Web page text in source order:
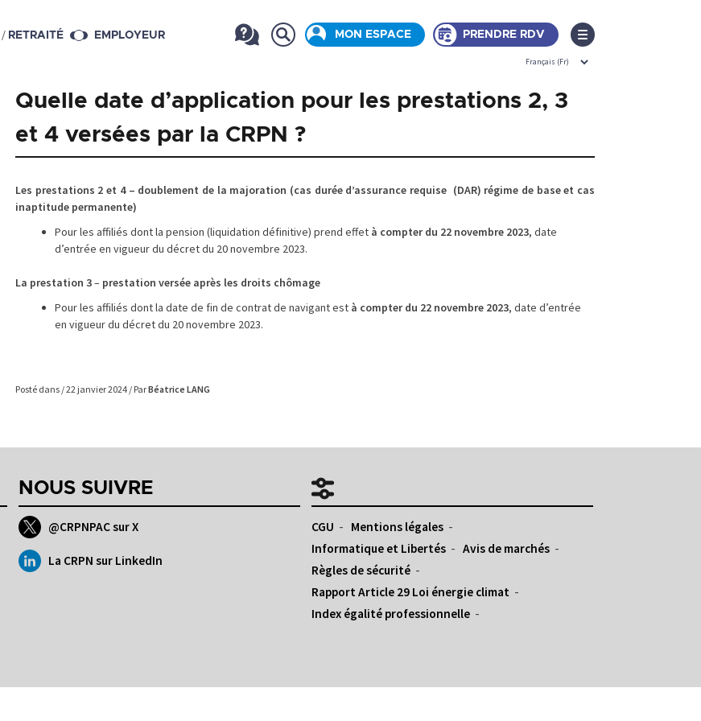
/ RETRAITÉ EMPLOYEUR MON ESPACE PRENDRE RDV
Quelle date d’application pour les prestations 2, 3
et 4 versées par la CRPN ?
Les prestations 2 et 4 – doublement de la majoration (cas durée d’assurance requise (DAR) régime de base et cas
inaptitude permanente)
Pour les affiliés dont la pension (liquidation définitive) prend effet à compter du 22 novembre 2023, date
d’entrée en vigueur du décret du 20 novembre 2023.
La prestation 3– prestation versée après les droits chômage
Pour les affiliés dont la date de fin de contrat de navigant est à compter du 22 novembre 2023, date d’entrée
en vigueur du décret du 20 novembre 2023.
Posté dans / 22 janvier 2024 / ParBéatrice LANG
NOUS SUIVRE
@CRPNPAC sur X
La CRPN sur LinkedIn
CGU
Mentions légales
Informatique et Libertés
Avis de marchés
Règles de sécurité
Rapport Article 29 Loi énergie climat
Index égalité professionnelle